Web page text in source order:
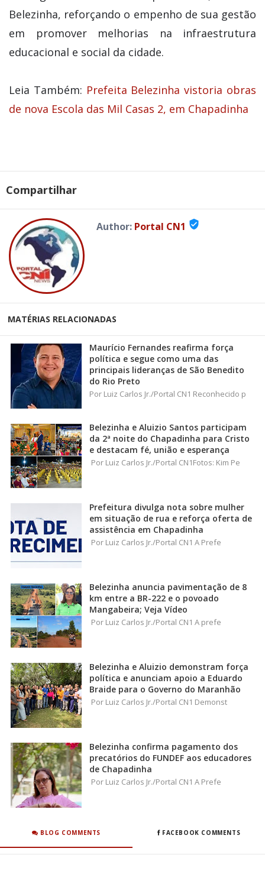
Belezinha, reforçando o empenho de sua gestão
em promover melhorias na infraestrutura
educacional e social da cidade.
Leia Também: Prefeita Belezinha vistoria obras
de nova Escola das Mil Casas 2, em Chapadinha
Compartilhar
Author: Portal CN1 verified_user
MATÉRIAS RELACIONADAS
Maurício Fernandes reafirma força
política e segue como uma das
principais lideranças de São Benedito
do Rio Preto
Por Luiz Carlos Jr./Portal CN1 Reconhecido p
Belezinha e Aluizio Santos participam
da 2ª noite do Chapadinha para Cristo
e destacam fé, união e esperança
Por Luiz Carlos Jr./Portal CN1Fotos: Kim Pe
Prefeitura divulga nota sobre mulher
em situação de rua e reforça oferta de
assistência em Chapadinha
Por Luiz Carlos Jr./Portal CN1 A Prefe
Belezinha anuncia pavimentação de 8
km entre a BR-222 e o povoado
Mangabeira; Veja Vídeo
Por Luiz Carlos Jr./Portal CN1 A prefe
Belezinha e Aluizio demonstram força
política e anunciam apoio a Eduardo
Braide para o Governo do Maranhão
Por Luiz Carlos Jr./Portal CN1 Demonst
Belezinha confirma pagamento dos
precatórios do FUNDEF aos educadores
de Chapadinha
Por Luiz Carlos Jr./Portal CN1 A Prefe
BLOG COMMENTS FACEBOOK COMMENTS